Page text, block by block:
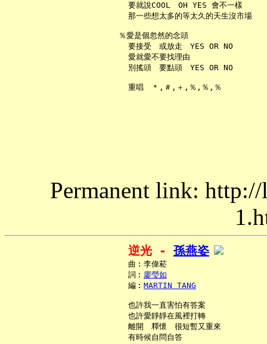
     要就說COOL　OH YES 會不一樣
     那一些想太多的等太久的天生沒市場
   ％愛是個忽然的念頭
     要接受　或放走　YES OR NO
     愛就愛不要找理由
     別搖頭　要點頭　YES OR NO
Permanent link:
逆光 - 孫燕姿
     曲︰李偉菘
     詞︰
廖瑩如
     編︰
MARTIN TANG
     也許我一直害怕有答案
     也許愛靜靜在風裡打轉
     離開　釋懷　很短暫又重來
     有時候自問自答